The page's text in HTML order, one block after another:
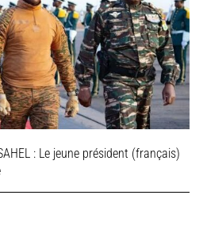
: Le jeune président (français)